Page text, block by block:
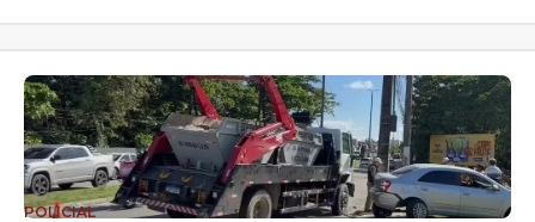
POLICIAL